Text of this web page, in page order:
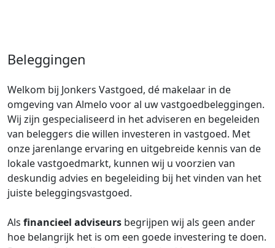
Beleggingen
Welkom bij Jonkers Vastgoed, dé makelaar in de
omgeving van Almelo voor al uw vastgoedbeleggingen.
Wij zijn gespecialiseerd in het adviseren en begeleiden
van beleggers die willen investeren in vastgoed. Met
onze jarenlange ervaring en uitgebreide kennis van de
lokale vastgoedmarkt, kunnen wij u voorzien van
deskundig advies en begeleiding bij het vinden van het
juiste beleggingsvastgoed.
Als financieel adviseurs begrijpen wij als geen ander
hoe belangrijk het is om een goede investering te doen.